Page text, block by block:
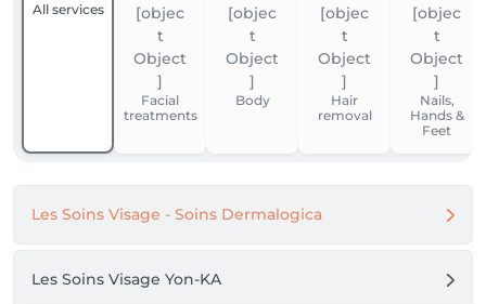
All services
Facial
treatments
Body
Hair
removal
Nails,
Hands &
Feet
Les Soins Visage - Soins Dermalogica
Les Soins Visage Yon-KA